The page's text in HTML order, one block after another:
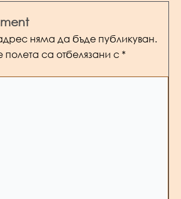
няма да бъде публикуван.
полета са отбелязани с *